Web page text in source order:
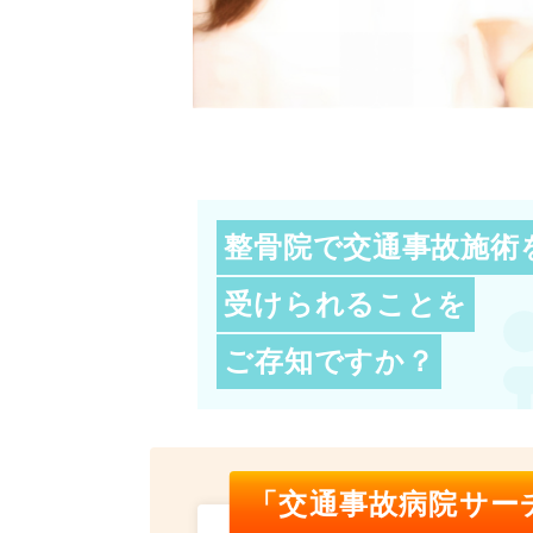
整骨院で交通事故施術
受けられることを
ご存知ですか？
「交通事故病院サ